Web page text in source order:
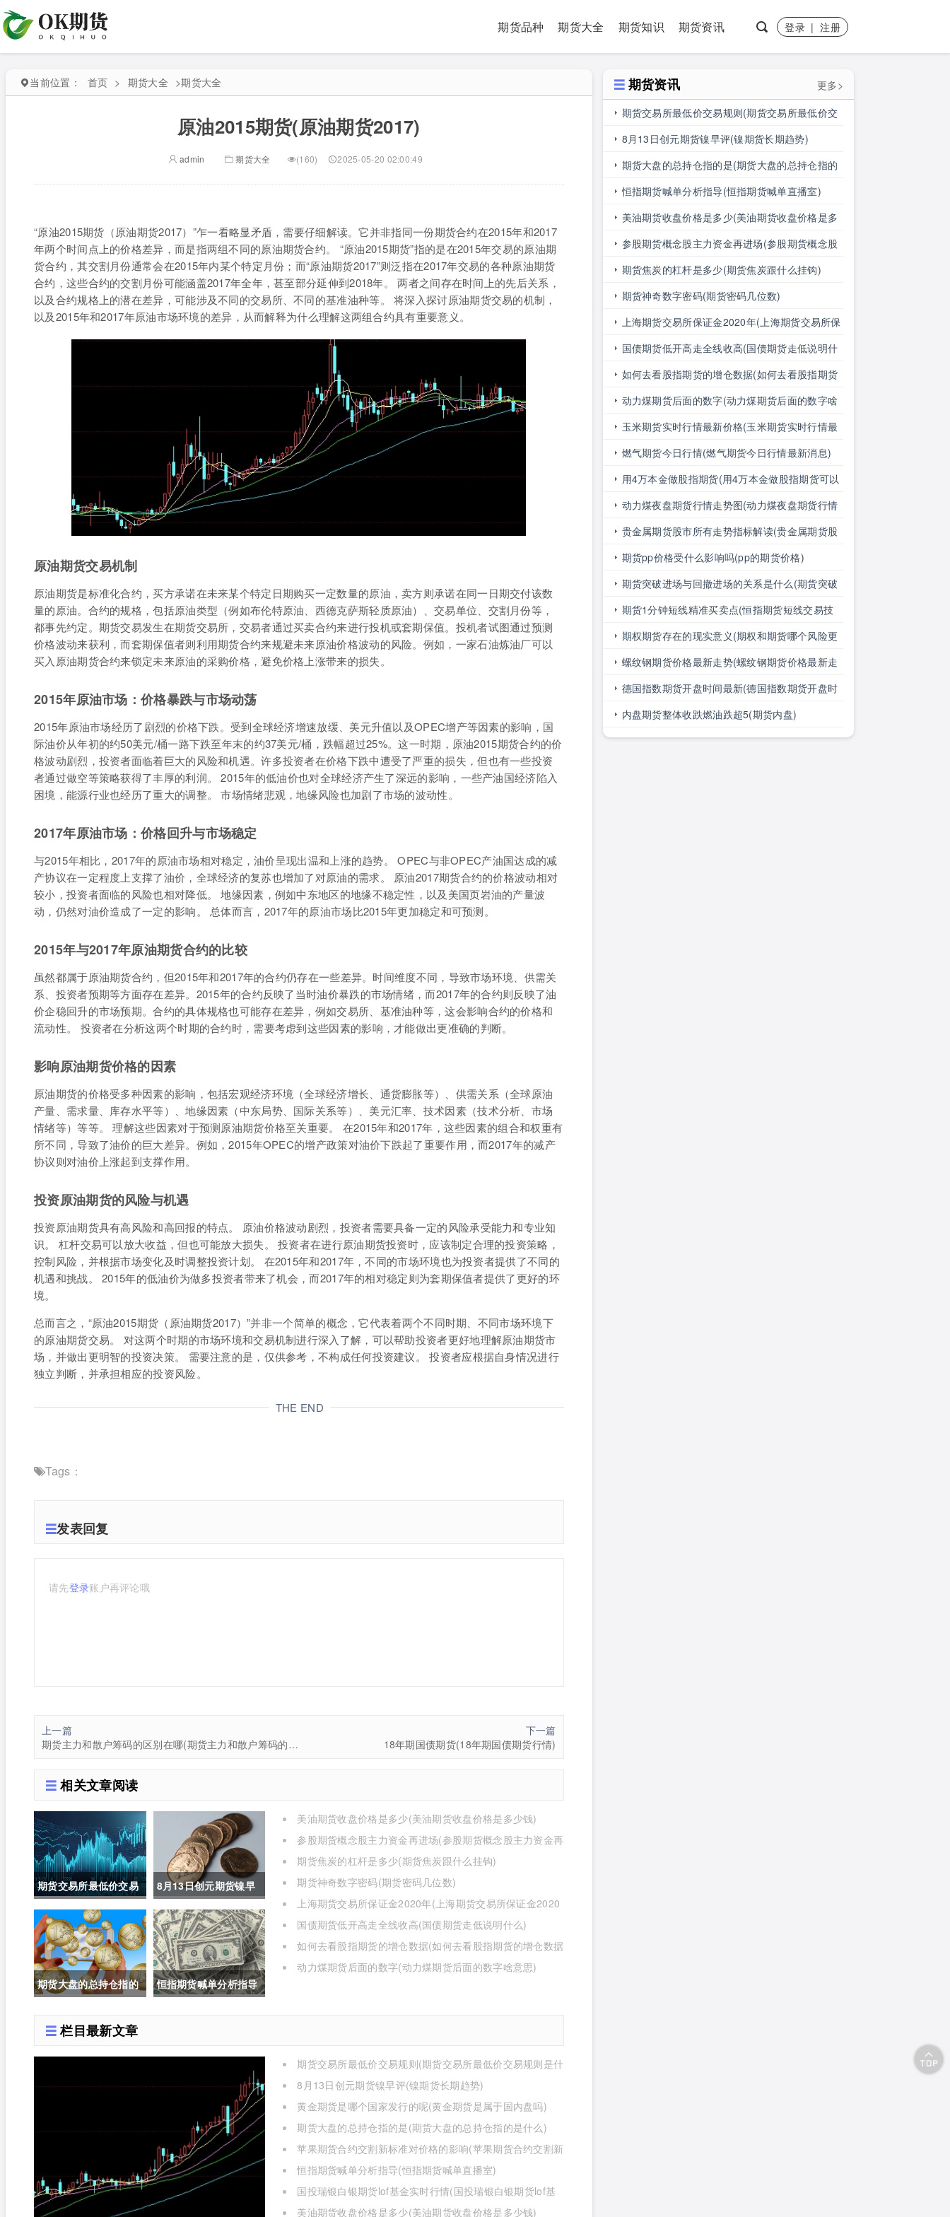
期货品种 期货大全 期货知识 期货资讯 登录|注册
当前位置： 首页 > 期货大全 >期货大全
原油2015期货(原油期货2017)
admin 期货大全 (160) 2025-05-20 02:00:49
“原油2015期货（原油期货2017）”乍一看略显矛盾，需要仔细解读。它并非指同一份期货合约在2015年和2017
年两个时间点上的价格差异，而是指两组不同的原油期货合约。 “原油2015期货”指的是在2015年交易的原油期
货合约，其交割月份通常会在2015年内某个特定月份；而“原油期货2017”则泛指在2017年交易的各种原油期货
合约，这些合约的交割月份可能涵盖2017年全年，甚至部分延伸到2018年。 两者之间存在时间上的先后关系，
以及合约规格上的潜在差异，可能涉及不同的交易所、不同的基准油种等。 将深入探讨原油期货交易的机制，
以及2015年和2017年原油市场环境的差异，从而解释为什么理解这两组合约具有重要意义。
原油期货交易机制
原油期货是标准化合约，买方承诺在未来某个特定日期购买一定数量的原油，卖方则承诺在同一日期交付该数
量的原油。合约的规格，包括原油类型（例如布伦特原油、西德克萨斯轻质原油）、交易单位、交割月份等，
都事先约定。期货交易发生在期货交易所，交易者通过买卖合约来进行投机或套期保值。投机者试图通过预测
价格波动来获利，而套期保值者则利用期货合约来规避未来原油价格波动的风险。例如，一家石油炼油厂可以
买入原油期货合约来锁定未来原油的采购价格，避免价格上涨带来的损失。
2015年原油市场：价格暴跌与市场动荡
2015年原油市场经历了剧烈的价格下跌。受到全球经济增速放缓、美元升值以及OPEC增产等因素的影响，国
际油价从年初的约50美元/桶一路下跌至年末的约37美元/桶，跌幅超过25%。这一时期，原油2015期货合约的价
格波动剧烈，投资者面临着巨大的风险和机遇。许多投资者在价格下跌中遭受了严重的损失，但也有一些投资
者通过做空等策略获得了丰厚的利润。 2015年的低油价也对全球经济产生了深远的影响，一些产油国经济陷入
困境，能源行业也经历了重大的调整。 市场情绪悲观，地缘风险也加剧了市场的波动性。
2017年原油市场：价格回升与市场稳定
与2015年相比，2017年的原油市场相对稳定，油价呈现出温和上涨的趋势。 OPEC与非OPEC产油国达成的减
产协议在一定程度上支撑了油价，全球经济的复苏也增加了对原油的需求。 原油2017期货合约的价格波动相对
较小，投资者面临的风险也相对降低。 地缘因素，例如中东地区的地缘不稳定性，以及美国页岩油的产量波
动，仍然对油价造成了一定的影响。 总体而言，2017年的原油市场比2015年更加稳定和可预测。
2015年与2017年原油期货合约的比较
虽然都属于原油期货合约，但2015年和2017年的合约仍存在一些差异。时间维度不同，导致市场环境、供需关
系、投资者预期等方面存在差异。2015年的合约反映了当时油价暴跌的市场情绪，而2017年的合约则反映了油
价企稳回升的市场预期。合约的具体规格也可能存在差异，例如交易所、基准油种等，这会影响合约的价格和
流动性。 投资者在分析这两个时期的合约时，需要考虑到这些因素的影响，才能做出更准确的判断。
影响原油期货价格的因素
原油期货的价格受多种因素的影响，包括宏观经济环境（全球经济增长、通货膨胀等）、供需关系（全球原油
产量、需求量、库存水平等）、地缘因素（中东局势、国际关系等）、美元汇率、技术因素（技术分析、市场
情绪等）等等。 理解这些因素对于预测原油期货价格至关重要。 在2015年和2017年，这些因素的组合和权重有
所不同，导致了油价的巨大差异。例如，2015年OPEC的增产政策对油价下跌起了重要作用，而2017年的减产
协议则对油价上涨起到支撑作用。
投资原油期货的风险与机遇
投资原油期货具有高风险和高回报的特点。 原油价格波动剧烈，投资者需要具备一定的风险承受能力和专业知
识。 杠杆交易可以放大收益，但也可能放大损失。 投资者在进行原油期货投资时，应该制定合理的投资策略，
控制风险，并根据市场变化及时调整投资计划。 在2015年和2017年，不同的市场环境也为投资者提供了不同的
机遇和挑战。 2015年的低油价为做多投资者带来了机会，而2017年的相对稳定则为套期保值者提供了更好的环
境。
总而言之，“原油2015期货（原油期货2017）”并非一个简单的概念，它代表着两个不同时期、不同市场环境下
的原油期货交易。 对这两个时期的市场环境和交易机制进行深入了解，可以帮助投资者更好地理解原油期货市
场，并做出更明智的投资决策。 需要注意的是，仅供参考，不构成任何投资建议。 投资者应根据自身情况进行
独立判断，并承担相应的投资风险。
THE END
Tags：
发表回复
请先登录账户再评论哦
上一篇
期货主力和散户筹码的区别在哪(期货主力和散户筹码的区别在哪里)
下一篇
18年期国债期货(18年期国债期货行情)
相关文章阅读
期货交易所最低价交易
规则(期货交易所最低价
交易规则是什么)
8月13日创元期货镍早
评(镍期货长期趋势)
期货大盘的总持仓指的
的是什么)
恒指期货喊单分析指导
美油期货收盘价格是多少(美油期货收盘价格是多少钱)
参股期货概念股主力资金再进场(参股期货概念股主力资金再
进场什么意思)
期货焦炭的杠杆是多少(期货焦炭跟什么挂钩)
期货神奇数字密码(期货密码几位数)
上海期货交易所保证金2020年(上海期货交易所保证金2020
年是多少)
国债期货低开高走全线收高(国债期货走低说明什么)
如何去看股指期货的增仓数据(如何去看股指期货的增仓数据
动力煤期货后面的数字(动力煤期货后面的数字啥意思)
栏目最新文章
期货交易所最低价交易规则(期货交易所最低价交易规则是什
8月13日创元期货镍早评(镍期货长期趋势)
黄金期货是哪个国家发行的呢(黄金期货是属于国内盘吗)
期货大盘的总持仓指的是(期货大盘的总持仓指的是什么)
苹果期货合约交割新标准对价格的影响(苹果期货合约交割新
标准对价格的影响有哪些)
恒指期货喊单分析指导(恒指期货喊单直播室)
国投瑞银白银期货lof基金实时行情(国投瑞银白银期货lof基
金实时行情怎么样)
美油期货收盘价格是多少(美油期货收盘价格是多少钱)
期货资讯
更多>
期货交易所最低价交易规则(期货交易所最低价交
易规则是什么)
8月13日创元期货镍早评(镍期货长期趋势)
期货大盘的总持仓指的是(期货大盘的总持仓指的
是什么)
恒指期货喊单分析指导(恒指期货喊单直播室)
美油期货收盘价格是多少(美油期货收盘价格是多
少钱)
参股期货概念股主力资金再进场(参股期货概念股
主力资金再进场什么意思)
期货焦炭的杠杆是多少(期货焦炭跟什么挂钩)
期货神奇数字密码(期货密码几位数)
上海期货交易所保证金2020年(上海期货交易所保
证金2020年是多少)
国债期货低开高走全线收高(国债期货走低说明什
么)
如何去看股指期货的增仓数据(如何去看股指期货
的增仓数据呢)
动力煤期货后面的数字(动力煤期货后面的数字啥
意思)
玉米期货实时行情最新价格(玉米期货实时行情最
新价格表)
燃气期货今日行情(燃气期货今日行情最新消息)
用4万本金做股指期货(用4万本金做股指期货可以
吗)
动力煤夜盘期货行情走势图(动力煤夜盘期货行情
走势图最新)
贵金属期货股市所有走势指标解读(贵金属期货股
市所有走势指标解读图)
期货pp价格受什么影响吗(pp的期货价格)
期货突破进场与回撤进场的关系是什么(期货突破
进场与回撤进场的关系是什么意思)
期货1分钟短线精准买卖点(恒指期货短线交易技
巧大全)
期权期货存在的现实意义(期权和期货哪个风险更
大)
螺纹钢期货价格最新走势(螺纹钢期货价格最新走
势图)
德国指数期货开盘时间最新(德国指数期货开盘时
间最新消息)
内盘期货整体收跌燃油跌超5(期货内盘)